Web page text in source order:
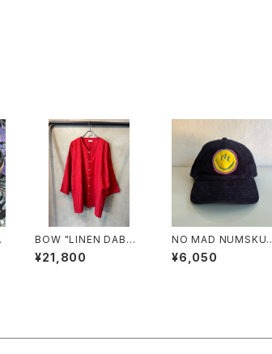
BOW "LINEN DABO
SHIRT"/RED
¥21,800
NO MAD NUMSKUL
L "笑温泉 CORDURO
Y CAP"(NAVY)
¥6,050